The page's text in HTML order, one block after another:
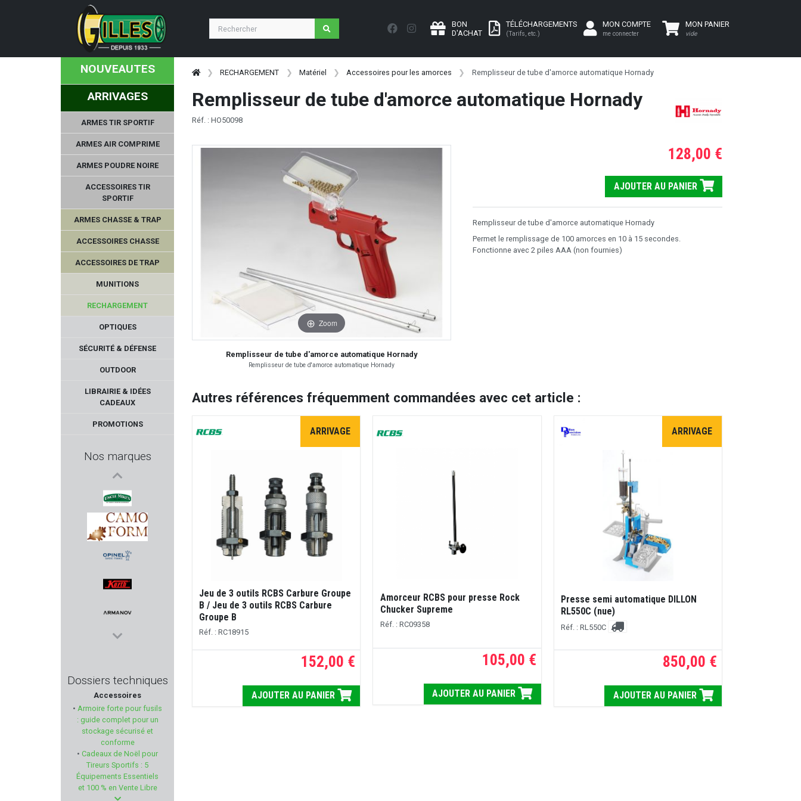
BON
D'ACHAT
TÉLÉCHARGEMENTS
(Tarifs, etc.)
MON COMPTE
me connecter
MON PANIER
vide
NOUVEAUTES
ARRIVAGES
ARMES TIR SPORTIF
ARMES AIR COMPRIME
ARMES POUDRE NOIRE
ACCESSOIRES TIR
SPORTIF
ARMES CHASSE & TRAP
ACCESSOIRES CHASSE
ACCESSOIRES DE TRAP
MUNITIONS
RECHARGEMENT
OPTIQUES
SÉCURITÉ & DÉFENSE
OUTDOOR
LIBRAIRIE & IDÉES
CADEAUX
PROMOTIONS
Nos marques
ELLE DEFENDER
UNCLE MIKE'S
CAMO FORM
OPINEL
KORTH
ARMANOV
NEXTORCH
EASY HIT
AKSA ARMS
LEDWAVE
Dossiers techniques
Accessoires
• Armoire forte pour fusils
: guide complet pour un
stockage sécurisé et
conforme
• Cadeaux de Noël pour
Tireurs Sportifs : 5
Équipements Essentiels
et 100 % en Vente Libre
RECHARGEMENT Matériel Accessoires pour les amorces Remplisseur de tube d'amorce automatique Hornady
Remplisseur de tube d'amorce automatique Hornady
Réf. : HO50098
Zoom
Remplisseur de tube d'amorce automatique Hornady
Remplisseur de tube d'amorce automatique Hornady
128,00 €
AJOUTER AU PANIER
Remplisseur de tube d'amorce automatique Hornady
Permet le remplissage de 100 amorces en 10 à 15 secondes.
Fonctionne avec 2 piles AAA (non fournies)
Autres références fréquemment commandées avec cet article :
ARRIVAGE
Jeu de 3 outils RCBS Carbure Groupe
B / Jeu de 3 outils RCBS Carbure
Groupe B
Réf. : RC18915
152,00 €
AJOUTER AU PANIER
Amorceur RCBS pour presse Rock
Chucker Supreme
Réf. : RC09358
105,00 €
AJOUTER AU PANIER
ARRIVAGE
Presse semi automatique DILLON
RL550C (nue)
Réf. : RL550C
850,00 €
AJOUTER AU PANIER